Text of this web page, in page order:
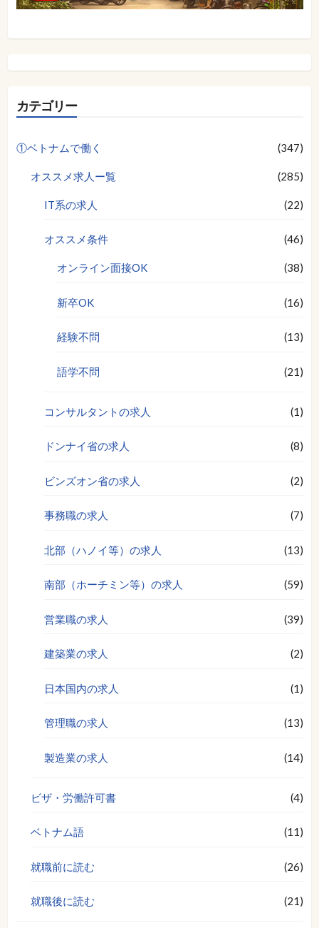
カテゴリー
①ベトナムで働く (347)
オススメ求人ー覧 (285)
IT系の求人 (22)
オススメ条件 (46)
オンライン面接OK (38)
新卒OK (16)
経験不問 (13)
語学不問 (21)
コンサルタントの求人 (1)
ドンナイ省の求人 (8)
ビンズオン省の求人 (2)
事務職の求人 (7)
北部（ハノイ等）の求人 (13)
南部（ホーチミン等）の求人 (59)
営業職の求人 (39)
建築業の求人 (2)
日本国内の求人 (1)
管理職の求人 (13)
製造業の求人 (14)
ビザ・労働許可書 (4)
ベトナム語 (11)
就職前に読む (26)
就職後に読む (21)